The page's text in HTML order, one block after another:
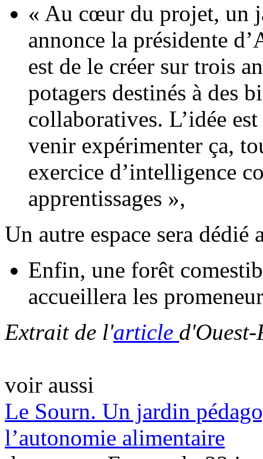
« Au cœur du projet, un
annonce la présidente
est de le créer sur trois
potagers destinés à des
collaboratives. L’idée
venir expérimenter ça,
exercice d’intelligence
apprentissages »,
Un autre espace sera dédié
Enfin, une forêt
accueillera les
Extrait de l'article
voir aussi
Le Sourn. Un jardin
l’autonomie alimentaire